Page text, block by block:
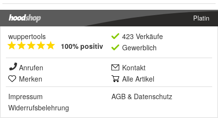
Platin
wuppertools
100% positiv
423 Verkäufe
Gewerblich
Anrufen
Kontakt
Merken
Alle Artikel
Impressum
AGB & Datenschutz
Widerrufsbelehrung